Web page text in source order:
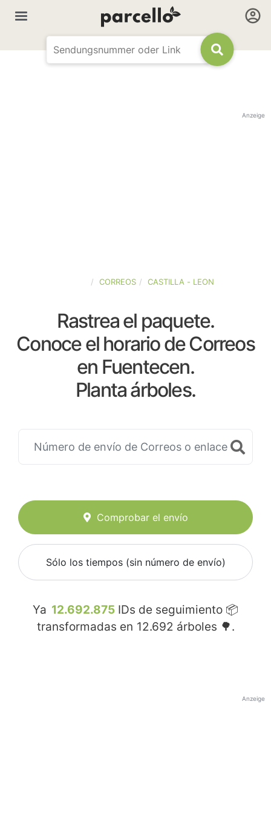
Anzeige
CORREOS CASTILLA - LEON
Rastrea el paquete.
Conoce el horario de Correos
en Fuentecen.
Planta árboles.
Comprobar el envío
Sólo los tiempos (sin número de envío)
Ya 12.692.875 IDs de seguimiento 📦
transformadas en 12.692 árboles 🌳.
Anzeige